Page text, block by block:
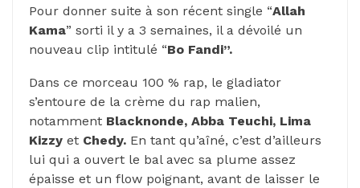
Pour donner suite à son récent single “Allah
Kama” sorti il y a 3 semaines, il a dévoilé un
nouveau clip intitulé “Bo Fandi”.
Dans ce morceau 100 % rap, le gladiator
s’entoure de la crème du rap malien,
notamment Blacknonde, Abba Teuchi, Lima
Kizzy et Chedy. En tant qu’aîné, c’est d’ailleurs
lui qui a ouvert le bal avec sa plume assez
épaisse et un flow poignant, avant de laisser le